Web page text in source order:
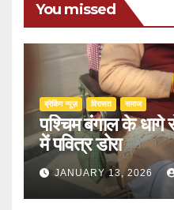
You missed
ब्रेकिंग न्यूज़ ‍‍विरासत समाज
पश्चिम बंगाल के धागे
में पवित्र डोरा
JANUARY 13, 2026